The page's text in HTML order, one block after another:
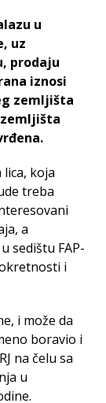
u
uz
prodaju
iznosi
zemljišta
zemljišta
koja
treba
a
sedištu FAP-
i
i može da
boravio i
na čelu sa
u